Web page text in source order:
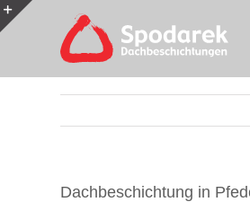
Skip
to
Dachbeschichtung in
Bar